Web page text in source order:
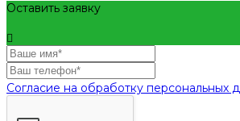
Оставить заявку
Согласие на обработку персональных